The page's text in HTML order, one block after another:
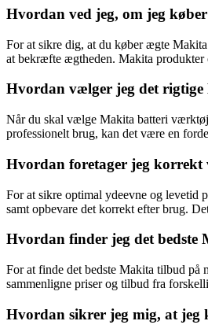
Hvordan ved jeg, om jeg
For at sikre dig, at du køber ægte
at bekræfte ægtheden. Makita produkter
Hvordan vælger jeg det
Når du skal vælge Makita batteri
professionelt brug, kan det være en
Hvordan foretager jeg
For at sikre optimal ydeevne og levetid
samt opbevare det korrekt efter brug.
Hvordan finder jeg det
For at finde det bedste Makita tilbud på
sammenligne priser og tilbud fra
Hvordan sikrer jeg mig, at jeg